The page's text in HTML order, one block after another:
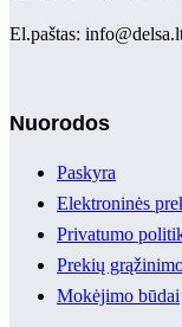
El.paštas:
Nuorodos
Paskyra
Elektroninės
Privatumo
Prekių
Mokėjimo būdai